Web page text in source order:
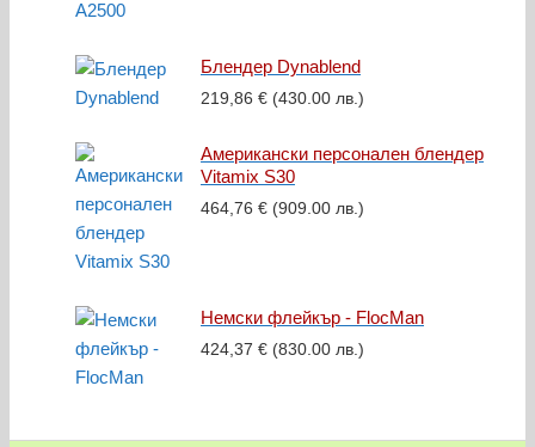
Блендер Dynablend
219,86 € (430.00 лв.)
Американски персонален блендер
Vitamix S30
464,76 € (909.00 лв.)
Немски флейкър - FlocMan
424,37 € (830.00 лв.)